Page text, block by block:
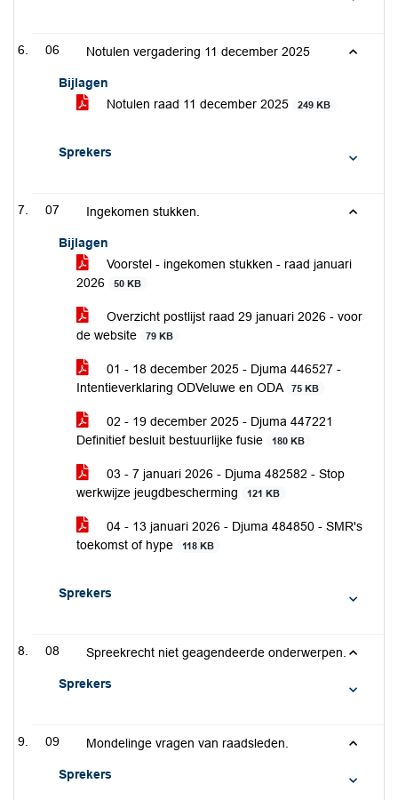
06 Notulen vergadering 11 december 2025
Bijlagen
Notulen raad 11 december 2025
249 KB
Sprekers
07 Ingekomen stukken.
Bijlagen
Voorstel - ingekomen stukken - raad januari
2026
50 KB
Overzicht postlijst raad 29 januari 2026 - voor
de website
79 KB
01 - 18 december 2025 - Djuma 446527 -
Intentieverklaring ODVeluwe en ODA
75 KB
02 - 19 december 2025 - Djuma 447221
Definitief besluit bestuurlijke fusie
180 KB
03 - 7 januari 2026 - Djuma 482582 - Stop
werkwijze jeugdbescherming
121 KB
04 - 13 januari 2026 - Djuma 484850 - SMR's
toekomst of hype
118 KB
Sprekers
08 Spreekrecht niet geagendeerde onderwerpen.
Sprekers
09 Mondelinge vragen van raadsleden.
Sprekers